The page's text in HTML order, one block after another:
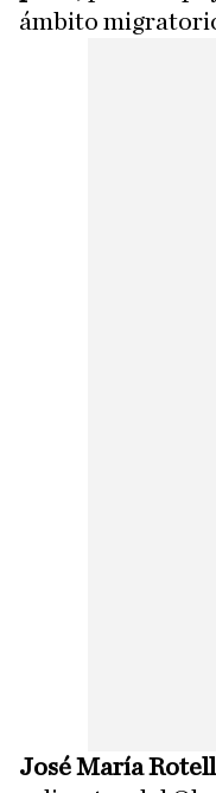
ámbito
José María